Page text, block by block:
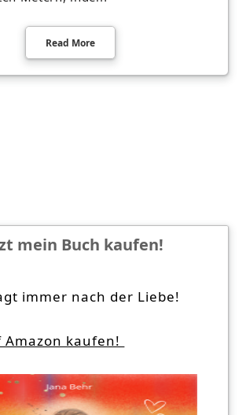
Read More
mein Buch kaufen!
immer nach der Liebe!
Amazon kaufen!